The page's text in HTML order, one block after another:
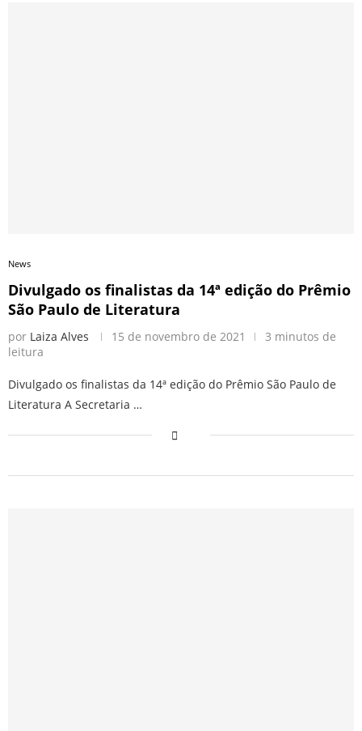
News
Divulgado os finalistas da 14ª edição do Prêmio
São Paulo de Literatura
por Laiza Alves 15 de novembro de 2021
3 minutos de
leitura
Divulgado os finalistas da 14ª edição do Prêmio São Paulo de
Literatura A Secretaria …